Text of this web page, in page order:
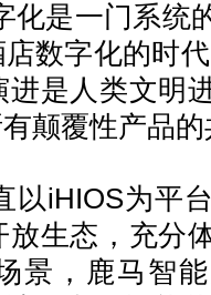
化是一门系统
数字化的时
进是人类文明
颠覆性产品
iHIOS为平
生态，充分
景，鹿马智